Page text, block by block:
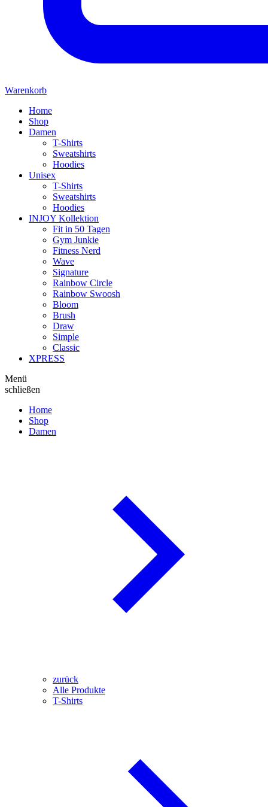
Warenkorb
Home
Shop
Damen
T-Shirts
Sweatshirts
Hoodies
Unisex
T-Shirts
Sweatshirts
Hoodies
INJOY Kollektion
Fit in 50 Tagen
Gym Junkie
Fitness Nerd
Wave
Signature
Rainbow Circle
Rainbow Swoosh
Bloom
Brush
Draw
Simple
Classic
XPRESS
Menü
schließen
Home
Shop
Damen
zurück
Alle Produkte
T-Shirts